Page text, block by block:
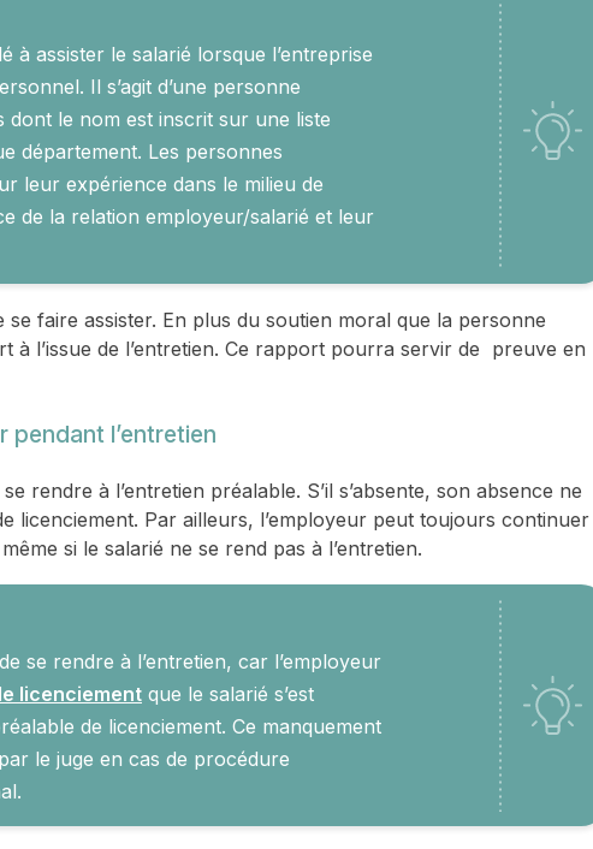
à assister le salarié lorsque l’entreprise
Il s’agit d’une personne
dont le nom est inscrit sur une liste
département. Les personnes
leur expérience dans le milieu de
de la relation employeur/salarié et leur
faire assister. En plus du soutien moral que la personne
à l’issue de l’entretien. Ce rapport pourra servir de preuve en
l’entretien
rendre à l’entretien préalable. S’il s’absente, son absence ne
licenciement. Par ailleurs, l’employeur peut toujours continuer
si le salarié ne se rend pas à l’entretien.
se rendre à l’entretien, car l’employeur
licenciement que le salarié s’est
de licenciement. Ce manquement
le juge en cas de procédure